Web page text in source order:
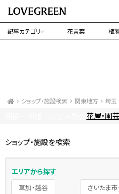
記事カテゴリ 花言葉 植
ショップ・施設検索 関東地方 埼玉
花屋・園
ショップ・施設を検索
エリアから探す
草加・越谷 さいたま市